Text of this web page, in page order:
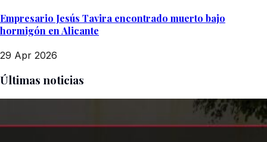
Empresario Jesús Tavira encontrado muerto bajo
hormigón en Alicante
29 Apr 2026
Últimas noticias